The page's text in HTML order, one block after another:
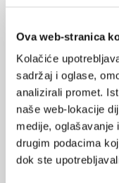
Ova web-stranica
Kolačiće
sadržaj i oglase,
analizirali promet.
naše web-lokacije
medije, oglašavanje
drugim podacima
dok ste
izbjegavati kod
Lijekovi koji se koriste
sumatriptana i
inhibitora jer se
Eletriptan je
Donepezil i
metaboliziraju putem